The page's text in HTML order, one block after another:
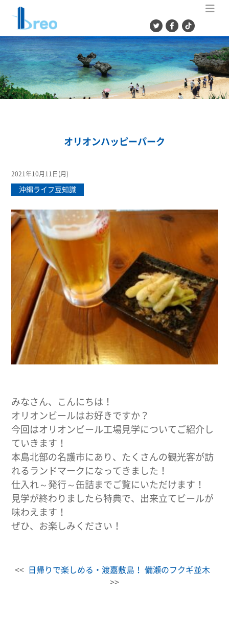
オリオンハッピーパーク
2021年10月11日(月)
沖縄ライフ豆知識
みなさん、こんにちは！
オリオンビールはお好きですか？
今回はオリオンビール工場見学についてご紹介し
ていきます！
本島北部の名護市にあり、たくさんの観光客が訪
れるランドマークになってきました！
仕入れ～発行～缶詰までご覧にいただけます！
見学が終わりましたら特典で、出来立てビールが
味わえます！
ぜひ、お楽しみください！
<< 日帰りで楽しめる・渡嘉敷島！
備瀬のフクギ並木
>>